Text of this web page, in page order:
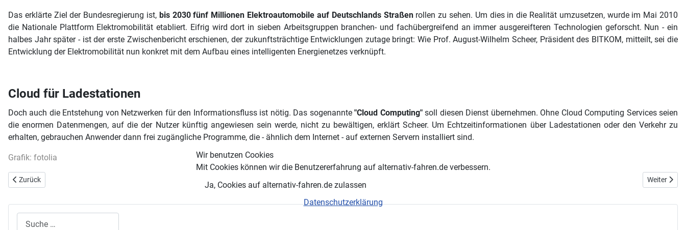
Das erklärte Ziel der Bundesregierung ist, bis 2030 fünf Millionen Elektroautomobile auf Deutschlands Straßenrollen zu sehen. Um dies in die Realität umzusetzen, wurde im Mai 2010
die Nationale Plattform Elektromobilität etabliert. Eifrig wird dort in sieben Arbeitsgruppen branchen- und fachübergreifend an immer ausgereifteren Technologien geforscht. Nun - ein
halbes Jahr später - ist der erste Zwischenbericht erschienen, der zukunftsträchtige Entwicklungen zutage bringt: Wie Prof. August-Wilhelm Scheer, Präsident des BITKOM, mitteilt, sei die
Entwicklung der Elektromobilität nun konkret mit dem Aufbau eines intelligenten Energienetzes verknüpft.
Cloud für Ladestationen
Doch auch die Entstehung von Netzwerken für den Informationsfluss ist nötig. Das sogenannte"Cloud Computing"soll diesen Dienst übernehmen. Ohne Cloud Computing Services seien
die enormen Datenmengen, auf die der Nutzer künftig angewiesen sein werde, nicht zu bewältigen, erklärt Scheer. Um Echtzeitinformationen über Ladestationen oder den Verkehr zu
erhalten, gebrauchen Anwender dann frei zugängliche Programme, die - ähnlich dem Internet - auf externen Servern installiert sind.
Grafik: fotolia
Vorheriger Beitrag: Nachhaltige Mobilität im Blick: auto motor und sport-Kongress
Zurück Nächster
Weiter
Wir benutzen Cookies
Mit Cookies können wir die Benutzererfahrung auf alternativ-fahren.de verbessern.
Ja, Cookies auf alternativ-fahren.de zulassen
Datenschutzerklärung